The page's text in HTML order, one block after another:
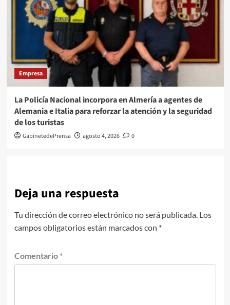
Empresa
La Policía Nacional incorpora en Almería a agentes de
Alemania e Italia para reforzar la atención y la seguridad
de los turistas
GabinetedePrensa agosto 4, 2026 0
Deja una respuesta
Tu dirección de correo electrónico no será publicada. Los
campos obligatorios están marcados con *
Comentario *